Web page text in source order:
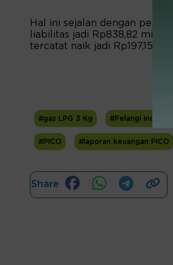
Hal ini sejalan dengan
liabilitas jadi Rp838,82
tercatat naik jadi Rp197,15
#gas LPG 3 Kg #Pelangi Indah
#PICO #laporan keuangan PICO
Share